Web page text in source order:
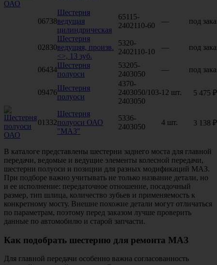
06738
Шестерня
ведущая
цилиндрическая
65115-
2402110-60
— под
02830
Шестерня
ведущяя, произв.
<>, 13 зуб.
5320-
2402110-10
— под
06434
Шестерня
полуоси
53205-
2403050
— под
09476
Шестерня
полуоси
4370-
2403050/103-
2403050
12 шт. 5 475 ₽
01332
Шестерня
полуоси ОАО
"МАЗ"
5336-
2403050
4 шт. 3 138 ₽
В каталоге представлены шестерни заднего моста для главной
передачи, ведомые и ведущие элементы колесной передачи,
шестерни полуоси и позиции для разных модификаций МАЗ.
При подборе важно учитывать не только название детали, но
и ее исполнение: передаточное отношение, посадочный
размер, тип шлица, количество зубьев и применяемость к
конкретному мосту. Внешне похожие детали могут отличаться
по параметрам, поэтому перед заказом лучше проверить
данные по автомобилю и старой запчасти.
Как подобрать шестерню для ремонта МАЗ
Для главной передачи особенно важна согласованность